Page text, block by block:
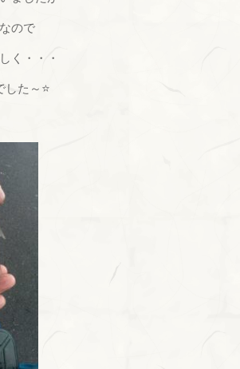
ので
く・・・
した～⭐